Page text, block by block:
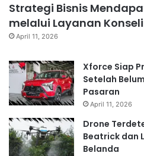
Strategi Bisnis
melalui Layanan
April 11, 2026
Xforce Siap
Setelah
Pasaran
April 11, 2026
Drone
Beatrick dan
Belanda